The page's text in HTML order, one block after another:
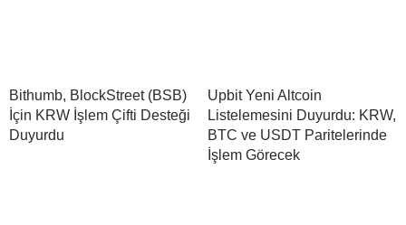
Bithumb, BlockStreet (BSB)
İçin KRW İşlem Çifti Desteği
Duyurdu
Upbit Yeni Altcoin
Listelemesini Duyurdu: KRW,
BTC ve USDT Paritelerinde
İşlem Görecek